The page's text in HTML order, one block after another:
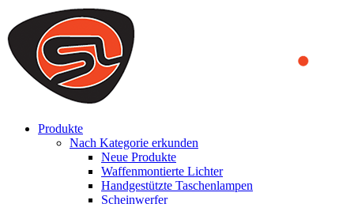
We use cookies to ensure that we provide you the best experience
on our website. By continuing to browse this website, you accept
that cookies are used to help us analyze how the website is used and
to offer you a better experience. To learn more or to find out how
you can disable cookies, you can access our
Produkte
Nach Kategorie erkunden
Neue Produkte
Waffenmontierte Lichter
Handgestützte Taschenlampen
Scheinwerfer